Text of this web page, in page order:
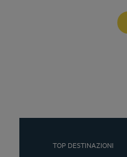
TOP DESTINAZIONI